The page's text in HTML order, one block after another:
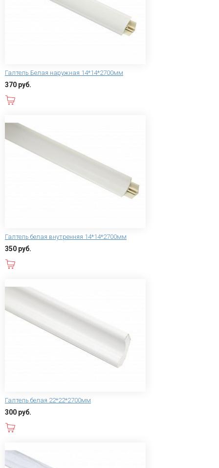
Галтель Белая наружная 14*14*2700мм
370 руб.
Галтель белая внутренняя 14*14*2700мм
350 руб.
Галтель белая 22*22*2700мм
300 руб.